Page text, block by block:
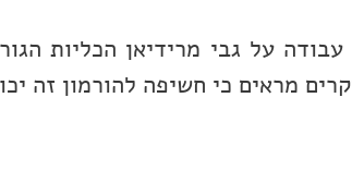
עבודה על גבי מרידיאן הכליות
מראים כי חשיפה להורמון זה